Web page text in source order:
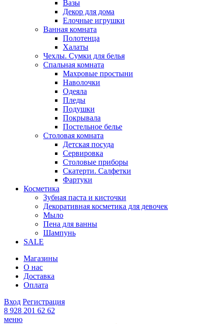
Вазы
Декор для дома
Елочные игрушки
Ванная комната
Полотенца
Халаты
Чехлы. Сумки для белья
Спальная комната
Махровые простыни
Наволочки
Одеяла
Пледы
Подушки
Покрывала
Постельное белье
Столовая комната
Детская посуда
Сервировка
Столовые приборы
Скатерти. Салфетки
Фартуки
Косметика
Зубная паста и кисточки
Декоративная косметика для девочек
Мыло
Пена для ванны
Шампунь
SALE
Магазины
О нас
Доставка
Оплата
Вход Регистрация
8 928 201 62 62
меню